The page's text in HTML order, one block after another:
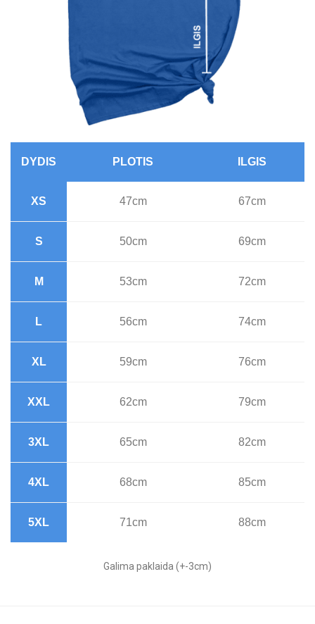
DYDIS PLOTIS ILGIS
XS 47cm 67cm
S 50cm 69cm
M 53cm 72cm
L 56cm 74cm
XL 59cm 76cm
XXL 62cm 79cm
3XL 65cm 82cm
4XL 68cm 85cm
5XL 71cm 88cm
Galima paklaida (+-3cm)